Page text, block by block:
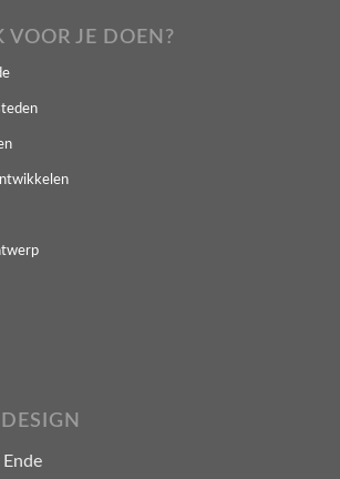
VOOR JE DOEN?